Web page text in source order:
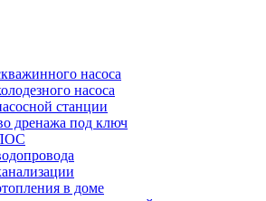
насоса
насоса
станции
дренажа под ключ
в доме